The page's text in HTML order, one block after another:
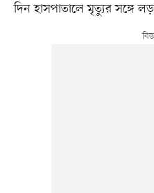
দিন হাসপাতালে মৃত্যুর সঙ্গে